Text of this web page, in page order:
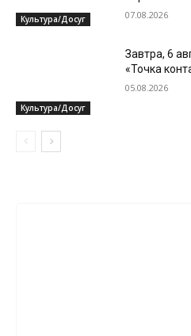
Культура/Досуг 07.08.2026
Культура/Досуг
Завтра, 6
«Точка
05.08.2026